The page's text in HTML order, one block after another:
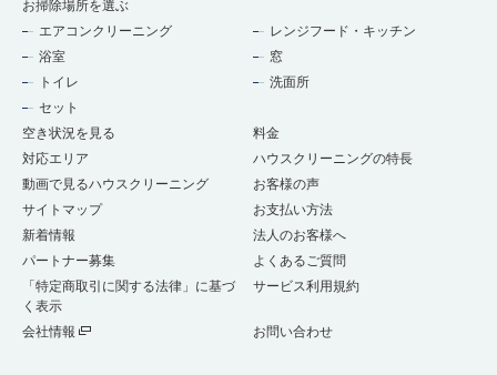
お掃除場所を選ぶ
エアコンクリーニング
レンジフード・キッチン
浴室
窓
トイレ
洗面所
セット
空き状況を見る
料金
対応エリア
ハウスクリーニングの特長
動画で見るハウスクリーニング
お客様の声
サイトマップ
お支払い方法
新着情報
法人のお客様へ
パートナー募集
よくあるご質問
「特定商取引に関する法律」に基づ
く表示
サービス利用規約
会社情報 お問い合わせ